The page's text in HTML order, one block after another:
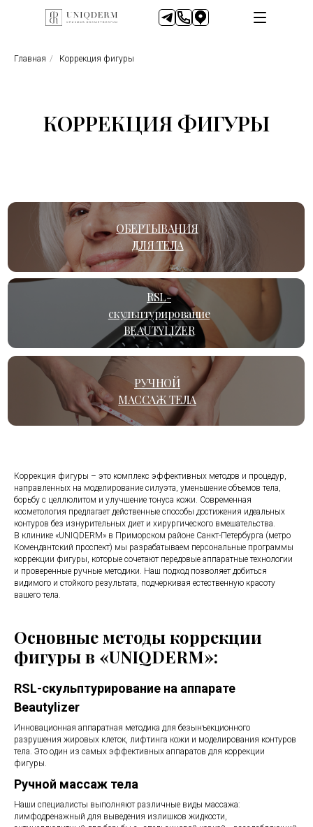
Главная / Коррекция фигуры
КОРРЕКЦИЯ ФИГУРЫ
ОБЕРТЫВАНИЯ
ДЛЯ ТЕЛА
RSL-
скульптурирование
BEAUTYLIZER
РУЧНОЙ
МАССАЖ ТЕЛА
Коррекция фигуры – это комплекс эффективных методов и процедур,
направленных на моделирование силуэта, уменьшение объемов тела,
борьбу с целлюлитом и улучшение тонуса кожи. Современная
косметология предлагает действенные способы достижения идеальных
контуров без изнурительных диет и хирургического вмешательства.
В клинике «UNIQDERM» в Приморском районе Санкт-Петербурга (метро
Комендантский проспект) мы разрабатываем персональные программы
коррекции фигуры, которые сочетают передовые аппаратные технологии
и проверенные ручные методики. Наш подход позволяет добиться
видимого и стойкого результата, подчеркивая естественную красоту
вашего тела.
Основные методы коррекции
фигуры в «UNIQDERM»:
RSL-скульптурирование на аппарате
Beautylizer
Инновационная аппаратная методика для безынъекционного
разрушения жировых клеток, лифтинга кожи и моделирования контуров
тела. Это один из самых эффективных аппаратов для коррекции
фигуры.
Ручной массаж тела
Наши специалисты выполняют различные виды массажа:
лимфодренажный для выведения излишков жидкости,